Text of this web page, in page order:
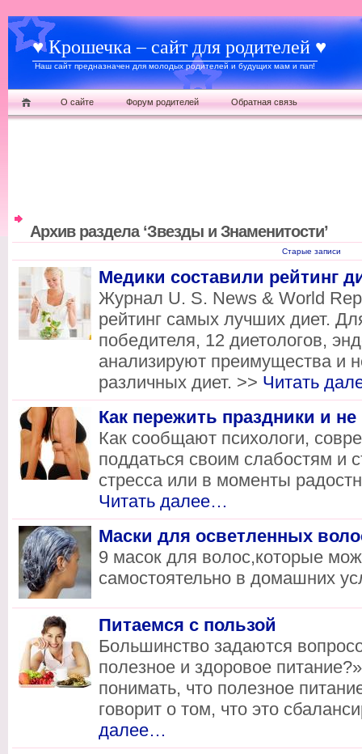
♥ Крошечка – сайт для родителей ♥
Наш сайт предназначен для молодых родителей и будущих мам и пап!
О сайте Форум родителей Обратная связь
Архив раздела ‘Звезды и Знаменитости’
Старые записи
Медики составили рейтинг
Журнал U. S. News & World
рейтинг самых лучших диет.
победителя, 12 диетологов,
анализируют преимущества и
различных диет. >> Читать
Как пережить праздники и
Как сообщают психологи,
поддаться своим слабостям и
стресса или в моменты
Читать далее…
Маски для осветленных
9 масок для волос,которые
самостоятельно в домашних
Питаемся с пользой
Большинство задаются
полезное и здоровое
понимать, что полезное
говорит о том, что это
далее…